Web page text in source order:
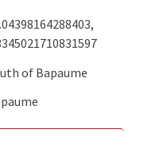
of Bapaume